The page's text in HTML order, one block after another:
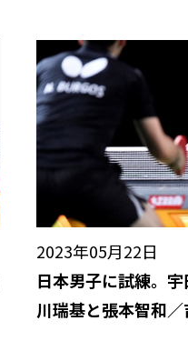
2023年05月22日
日本男子に試練。
川瑞基と張本智和